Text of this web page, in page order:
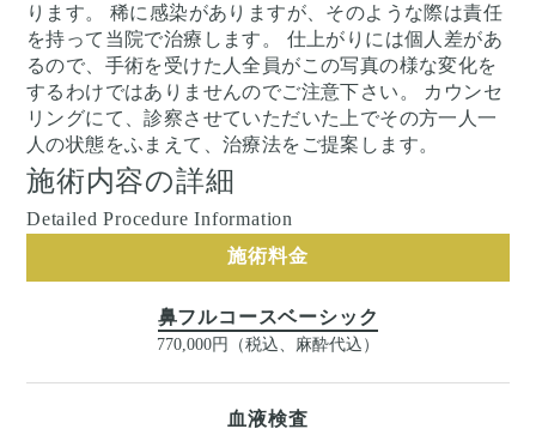
ります。 稀に感染がありますが、そのような際は責任
を持って当院で治療します。 仕上がりには個人差があ
るので、手術を受けた人全員がこの写真の様な変化を
するわけではありませんのでご注意下さい。 カウンセ
リングにて、診察させていただいた上でその方一人一
人の状態をふまえて、治療法をご提案します。
施術内容の詳細
Detailed Procedure Information
施術料金
鼻フルコースベーシック
770,000円（税込、麻酔代込）
血液検査